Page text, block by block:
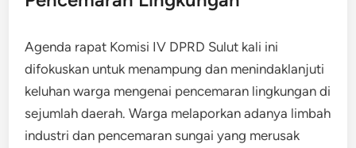
Agenda rapat Komisi IV DPRD Sulut kali ini
difokuskan untuk menampung dan menindaklanjuti
keluhan warga mengenai pencemaran lingkungan di
sejumlah daerah. Warga melaporkan adanya limbah
industri dan pencemaran sungai yang merusak